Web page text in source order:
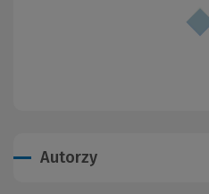
Autorzy